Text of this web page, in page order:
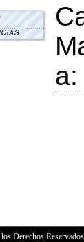
a:
Derechos Reservados.